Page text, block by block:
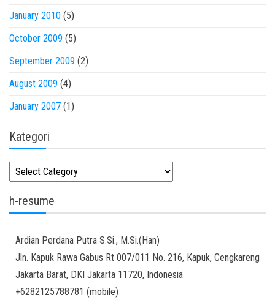
January 2010 (5)
October 2009 (5)
September 2009 (2)
August 2009 (4)
January 2007 (1)
Kategori
Kategori
h-resume
Ardian Perdana Putra S.Si., M.Si.(Han)
Jln. Kapuk Rawa Gabus Rt 007/011 No. 216, Kapuk, Cengkareng
Jakarta Barat, DKI Jakarta 11720, Indonesia
+6282125788781 (mobile)